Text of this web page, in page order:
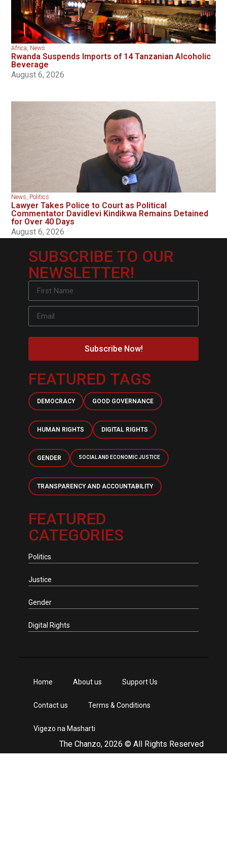
Africa, News
Rwanda Suspends Imports of 14 Tanzanian Alcoholic
Beverage
August 6, 2026
News, Politics
Lawyer Takes Police to Court as Political
Commentator Davidlevi Kindikwa Remains Detained
for Over 40 Days
August 6, 2026
SUBSCRIBE TO OUR
NEWSLETTER!
Subscribe Now!
FEATURED TAGS
DEMOCRACY GOOD GOVERNANCE
HUMAN RIGHTS DIGITAL RIGHTS
GENDER SOCIAL AND ECONOMIC JUSTICE
TRANSPARENCY AND ACCOUNTABILITY
FEATURED
CATEGORIES
Politics
Justice
Gender
Digital Rights
The Chanzo, 2026 © All Rights Reserved
Home About us Support Us
Contact us Terms & Conditions
Vigezo na Masharti